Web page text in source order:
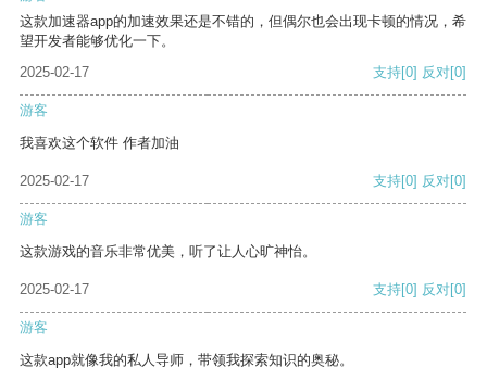
这款加速器app的加速效果还是不错的，但偶尔也会出现卡顿的情况，希
望开发者能够优化一下。
2025-02-17
支持[0] 反对[0]
游客
我喜欢这个软件 作者加油
2025-02-17 支持[0] 反对[0]
游客
这款游戏的音乐非常优美，听了让人心旷神怡。
2025-02-17 支持[0] 反对[0]
游客
这款app就像我的私人导师，带领我探索知识的奥秘。